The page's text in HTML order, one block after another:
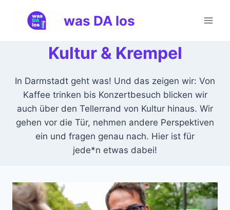
was DA los
Kultur & Krempel
In Darmstadt geht was! Und das zeigen wir: Von
Kaffee trinken bis Konzertbesuch blicken wir
auch über den Tellerrand von Kultur hinaus. Wir
gehen vor die Tür, nehmen andere Perspektiven
ein und fragen genau nach. Hier ist für
jede*n etwas dabei!